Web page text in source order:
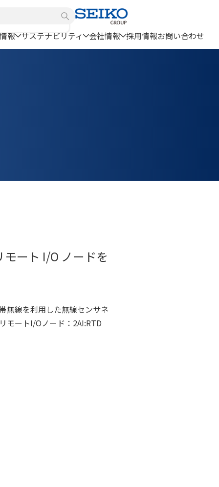
報 サステナビリティ 会社情報 採用情報お問い合わせ
ート I/O ノードを
無線を利用した無線センサネ
モートI/Oノード：2AI:RTD